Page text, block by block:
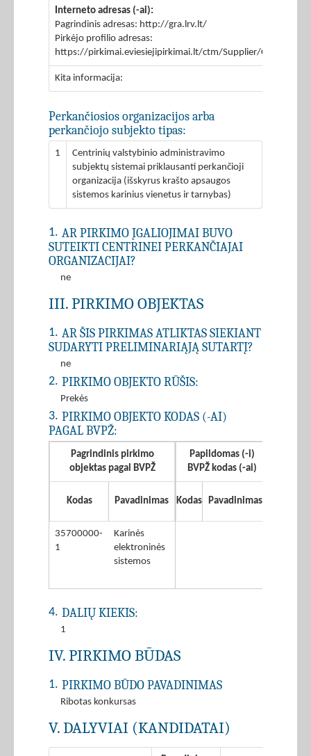
Interneto adresas (-ai):
Pagrindinis adresas: http://gra.lrv.lt/
Pirkėjo profilio adresas:
https://pirkimai.eviesiejipirkimai.lt/ctm/Supplier/
Kita informacija:
Perkančiosios organizacijos arba
perkančiojo subjekto tipas:
1
Centrinių valstybinio administravimo
subjektų sistemai priklausanti perkančioji
organizacija (išskyrus krašto apsaugos
sistemos karinius vienetus ir tarnybas)
1. AR PIRKIMO ĮGALIOJIMAI BUVO
SUTEIKTI CENTRINEI PERKANČIAJAI
ORGANIZACIJAI?
ne
III. PIRKIMO OBJEKTAS
1. AR ŠIS PIRKIMAS ATLIKTAS SIEKIANT
SUDARYTI PRELIMINARIĄJĄ SUTARTĮ?
ne
2. PIRKIMO OBJEKTO RŪŠIS:
Prekės
3. PIRKIMO OBJEKTO KODAS (-AI)
PAGAL BVPŽ:
Pagrindinis pirkimo
objektas pagal BVPŽ
Kodas Pavadinimas
35700000-
1
Karinės
elektroninės
sistemos
Papildomas (-i)
BVPŽ kodas (-ai)
Kodas Pavadinimas
4. DALIŲ KIEKIS:
1
IV. PIRKIMO BŪDAS
1. PIRKIMO BŪDO PAVADINIMAS
Ribotas konkursas
V. DALYVIAI (KANDIDATAI)